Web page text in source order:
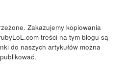
Zakazujemy kopiowania
treści na tym blogu są
do naszych artykułów można
publikować.